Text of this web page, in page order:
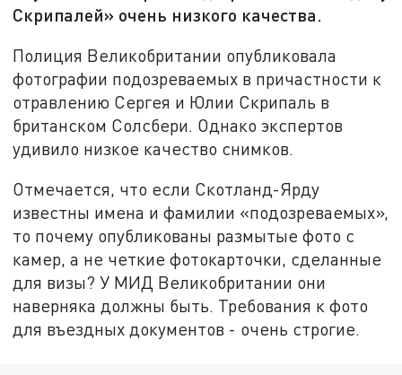
Скрипалей» очень низкого качества.
Полиция Великобритании опубликовала
фотографии подозреваемых в причастности к
отравлению Сергея и Юлии Скрипаль в
британском Солсбери. Однако экспертов
удивило низкое качество снимков.
Отмечается, что если Скотланд-Ярду
известны имена и фамилии «подозреваемых»,
то почему опубликованы размытые фото с
камер, а не четкие фотокарточки, сделанные
для визы? У МИД Великобритании они
наверняка должны быть. Требования к фото
для въездных документов - очень строгие.